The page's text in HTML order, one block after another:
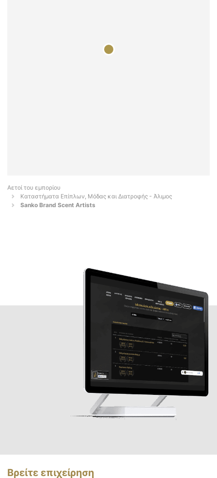
Αετοί του εμπορίου
Καταστήματα Επίπλων, Μόδας και Διατροφής - Άλιμος
Sanko Brand Scent Artists
Βρείτε επιχείρηση